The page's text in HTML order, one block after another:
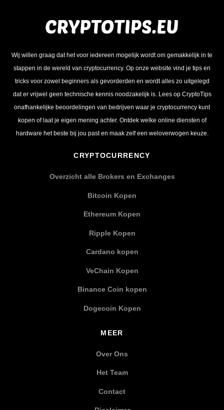
Wij willen graag dat het voor iedereen mogelijk wordt om gemakkelijk in te
stappen in de wereld van cryptocurrency. Op onze website vind je tips en
tricks voor zowel beginners als gevorderden en wordt alles zo uitgelegd
dat er vrijwel geen technische kennis noodzakelijk is. Lees op CryptoTips
onafhankelijke beoordelingen van bedrijven waar je cryptocurrency kunt
kopen of laat je eigen mening achter. Ontdek welke online diensten of
hardware het beste bij jou past en maak zelf een weloverwogen keuze.
CRYPTOCURRENCY
Overzicht alle Brokers en Exchanges
Bitcoin Kopen
Ethereum Kopen
Ripple Kopen
Cardano kopen
VeChain Kopen
Binance Coin kopen
Dogecoin Kopen
MEER
Over Ons
Het Team
Contact